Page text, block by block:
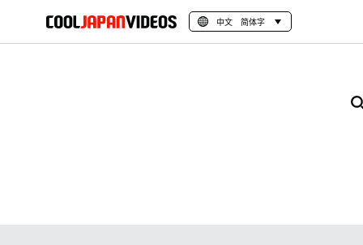
中文 简体字